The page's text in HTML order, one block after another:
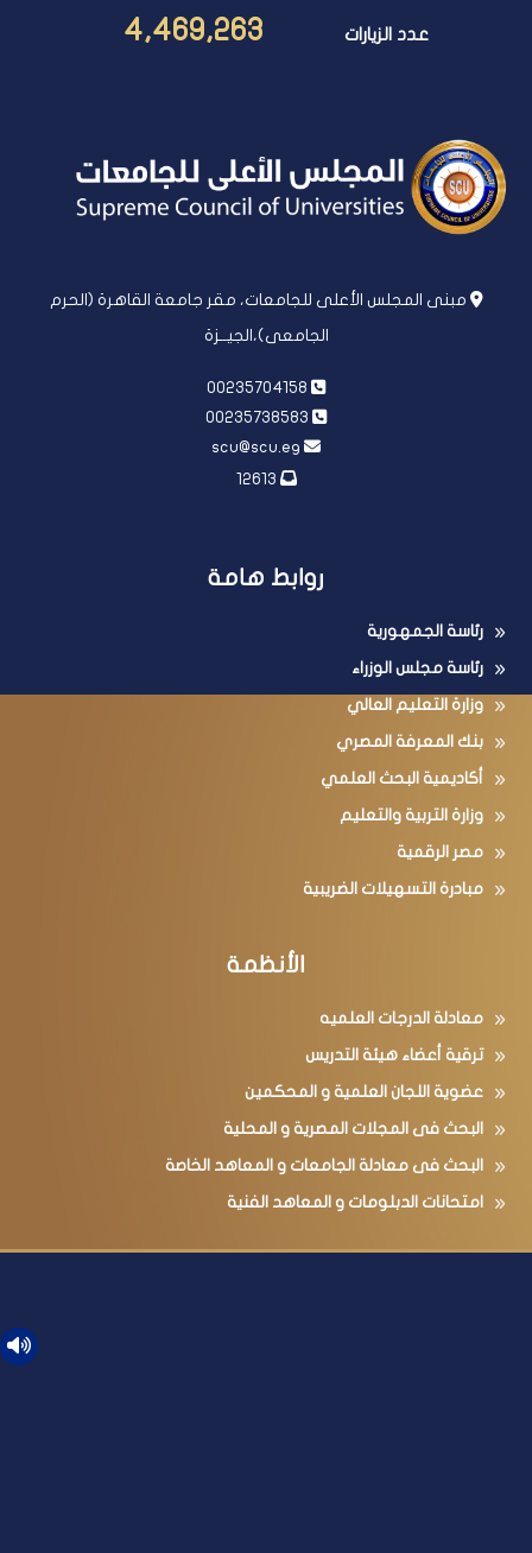
عدد الزيارات 4,469,263
مبنى المجلس الأعلى للجامعات، مقر جامعة القاهرة (الحرم
الجامعى)،الجيــزة
روابط هامة
رئاسة الجمهورية
رئاسة مجلس الوزراء
وزارة التعليم العالي
بنك المعرفة المصري
أكاديمية البحث العلمي
وزارة التربية والتعليم
مصر الرقمية
مبادرة التسهيلات الضريبية
الأنظمة
معادلة الدرجات العلميه
ترقية أعضاء هيئة التدريس
عضوية اللجان العلمية و المحكمين
البحث فى المجلات المصرية و المحلية
البحث فى معادلة الجامعات و المعاهد الخاصة
امتحانات الدبلومات و المعاهد الفنية